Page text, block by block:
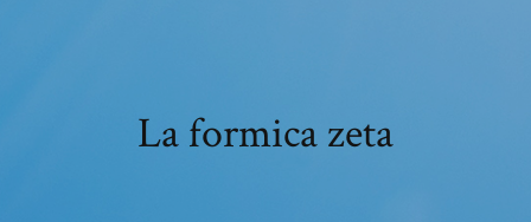
La formica zeta